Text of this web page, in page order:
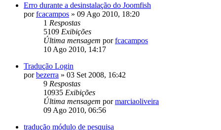
Erro durante a desinstalação do Joomfish
porfcacampos » 09 Ago 2010, 18:20
1 Respostas
5109 Exibições
Última mensagem porfcacampos
10 Ago 2010, 14:17
Tradução Login
porbezerra » 03 Set 2008, 16:42
9 Respostas
10935 Exibições
Última mensagem pormarciaoliveira
09 Ago 2010, 06:56
tradução módulo de pesquisa